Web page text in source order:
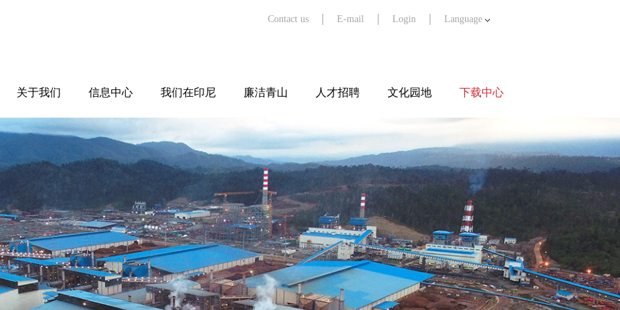
Contact us E-mail Login Language
关于我们 信息中心 我们在印尼 廉洁青山 人才招聘 文化园地 下载中心